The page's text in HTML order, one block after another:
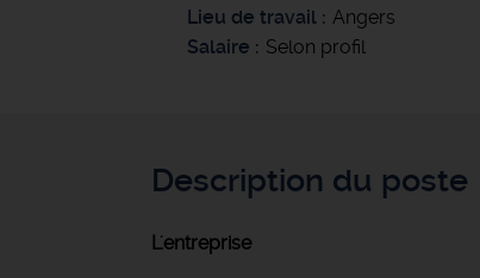
Lieu de travail
Angers
Salaire
Selon profil
Description du poste
L'entreprise